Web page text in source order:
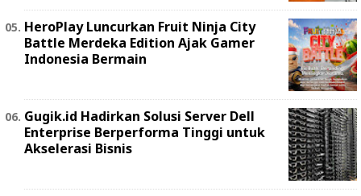
HeroPlay Luncurkan Fruit Ninja City
Battle Merdeka Edition Ajak Gamer
Indonesia Bermain
Gugik.id Hadirkan Solusi Server Dell
Enterprise Berperforma Tinggi untuk
Akselerasi Bisnis